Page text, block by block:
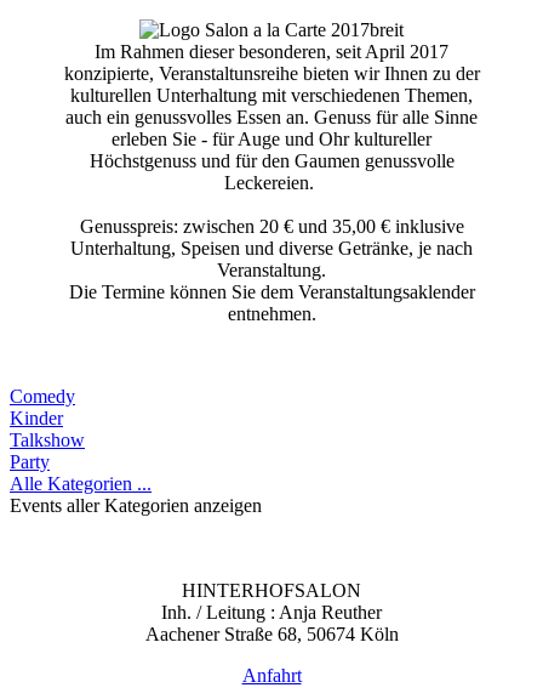
Im Rahmen dieser besonderen, seit April 2017
konzipierte, Veranstaltunsreihe bieten wir Ihnen zu der
kulturellen Unterhaltung mit verschiedenen Themen,
auch ein genussvolles Essen an. Genuss für alle Sinne
erleben Sie - für Auge und Ohr kultureller
Höchstgenuss und für den Gaumen genussvolle
Leckereien.
Genusspreis: zwischen 20 € und 35,00 € inklusive
Unterhaltung, Speisen und diverse Getränke, je nach
Veranstaltung.
Die Termine können Sie dem Veranstaltungsaklender
entnehmen.
Comedy
Kinder
Talkshow
Party
Alle Kategorien ...
Events aller Kategorien anzeigen
HINTERHOFSALON
Inh. / Leitung : Anja Reuther
Aachener Straße 68, 50674 Köln
Anfahrt